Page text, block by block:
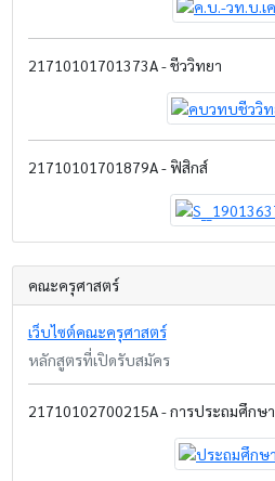
21710101701373A - ชีววิทยา
21710101701879A - ฟิสิกส์
คณะครุศาสตร์
เว็บไซต์คณะครุศาสตร์
หลักสูตรที่เปิดรับสมัคร
21710102700215A - การประถมศึกษา